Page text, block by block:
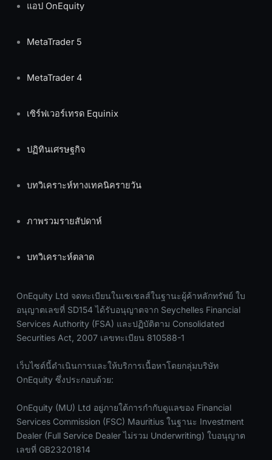
แอป OnEquity
MetaTrader 5
MetaTrader 4
เซิร์ฟเวอร์เทรด Equinix
ปฏิทินเศรษฐกิจ
บทวิเคราะห์ทางเทคนิครายวัน
ภาพรวมรายสัปดาห์
บทวิเคราะห์ตลาด
OnEquity Ltd จดทะเบียนในเซเชลส์ในฐานะผู้ค้าหลักทรัพย์ ใบ
อนุญาตเลขที่ SD154 ได้รับอนุญาตจาก Seychelles Financial
Services Authority (FSA) และปฏิบัติตาม Consolidated
Securities Act, 2007 เลขทะเบียน 810588-1
เว็บไซต์นี้ดำเนินการและให้บริการเนื้อหาโดยกลุ่มบริษัท
OnEquity ซึ่งประกอบด้วย:
OnEquity (MU) Ltd อยู่ภายใต้การกำกับดูแลของ Financial
Services Commission (FSC) Mauritius ในฐานะ Investment
Dealer (Full Service Dealer ไม่รวม Underwriting) ใบอนุญาต
เลขที่ GB23201814